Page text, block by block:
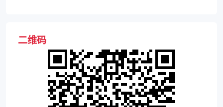
二维码